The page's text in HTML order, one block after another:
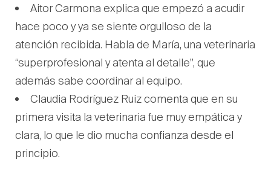
Aitor Carmona explica que empezó a acudir
hace poco y ya se siente orgulloso de la
atención recibida. Habla de María, una veterinaria
“superprofesional y atenta al detalle”, que
además sabe coordinar al equipo.
Claudia Rodríguez Ruiz comenta que en su
primera visita la veterinaria fue muy empática y
clara, lo que le dio mucha confianza desde el
principio.